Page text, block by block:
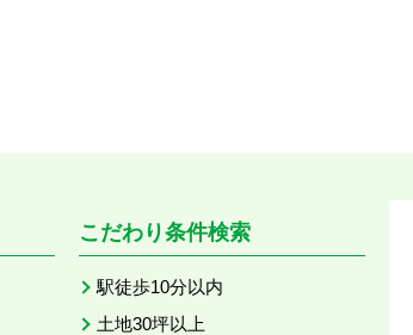
こだわり条件検索
駅徒歩10分以内
土地30坪以上